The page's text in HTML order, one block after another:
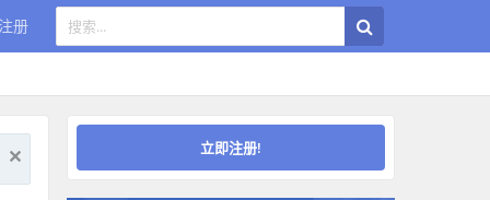
册
立即注册!